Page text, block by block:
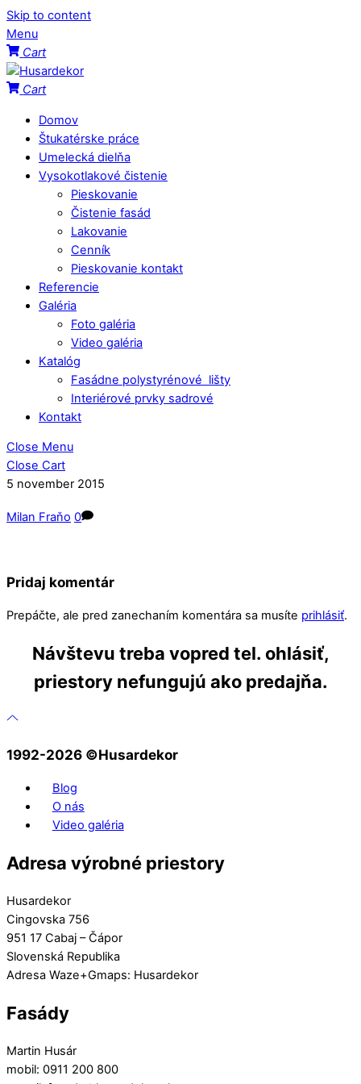
Skip to content
Menu
Cart
Cart
Domov
Štukatérske práce
Umelecká dielňa
Vysokotlakové čistenie
Pieskovanie
Čistenie fasád
Lakovanie
Cenník
Pieskovanie kontakt
Referencie
Galéria
Foto galéria
Video galéria
Katalóg
Fasádne polystyrénové lišty
Interiérové prvky sadrové
Kontakt
Close Menu
Close Cart
5 november 2015
Milan Fraňo 0
Pridaj komentár
Prepáčte, ale pred zanechaním komentára sa musíte prihlásiť.
Návštevu treba vopred tel. ohlásiť,
priestory nefungujú ako predajňa.
1992-2026 ©️Husardekor
Blog
O nás
Video galéria
Adresa výrobné priestory
Husardekor
Cingovska 756
951 17 Cabaj – Čápor
Slovenská Republika
Adresa Waze+Gmaps: Husardekor
Fasády
Martin Husár
mobil: 0911 200 800